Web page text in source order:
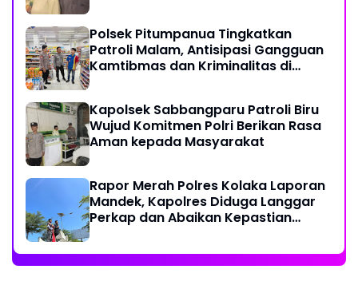
Polsek Pitumpanua Tingkatkan
Patroli Malam, Antisipasi Gangguan
Kamtibmas dan Kriminalitas di
Kapolsek Sabbangparu Patroli Biru
Wujud Komitmen Polri Berikan Rasa
Aman kepada Masyarakat
Rapor Merah Polres Kolaka Laporan
Mandek, Kapolres Diduga Langgar
Perkap dan Abaikan Kepastian